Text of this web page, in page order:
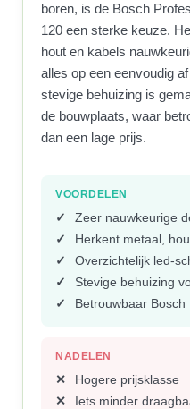
boren, is de Bosch
120 een sterke keuze.
hout en kabels
alles op een eenvoudig
stevige behuizing is
de bouwplaats, waar
dan een lage prijs.
VOORDELEN
Zeer nauwkeurige
Herkent metaal,
Overzichtelijk led-
Stevige behuizing
Betrouwbaar
NADELEN
Hogere prijsklasse
Iets minder